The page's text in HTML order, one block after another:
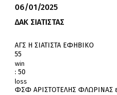
06/01/2025
ΔΑΚ ΣΙΑΤΙΣΤΑΣ
ΑΓΣ Η ΣΙΑΤΙΣΤΑ ΕΦΗΒΙΚΟ
55
win
: 50
loss
ΦΣΦ ΑΡΙΣΤΟΤΕΛΗΣ ΦΛΩΡΙΝΑΣ